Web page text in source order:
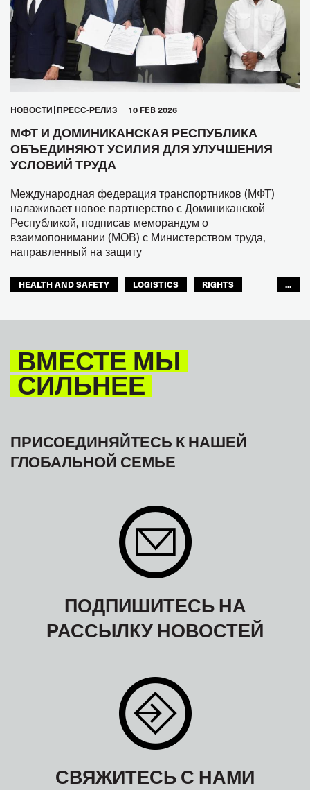
HОВОСТИ ПРЕСС-РЕЛИЗ 10 FEB 2026
МФТ И ДОМИНИКАНСКАЯ РЕСПУБЛИКА
ОБЪЕДИНЯЮТ УСИЛИЯ ДЛЯ УЛУЧШЕНИЯ
УСЛОВИЙ ТРУДА
Международная федерация транспортников (МФТ)
налаживает новое партнерство с Доминиканской
Республикой, подписав меморандум о
взаимопонимании (МОВ) с Министерством труда,
направленный на защиту
HEALTH AND SAFETY LOGISTICS
RIGHTS
...
ВМЕСТЕ МЫ
СИЛЬНЕЕ
ПРИСОЕДИНЯЙТЕСЬ К НАШЕЙ
ГЛОБАЛЬНОЙ СЕМЬЕ
ПОДПИШИТЕСЬ НА
РАССЫЛКУ НОВОСТЕЙ
СВЯЖИТЕСЬ С НАМИ